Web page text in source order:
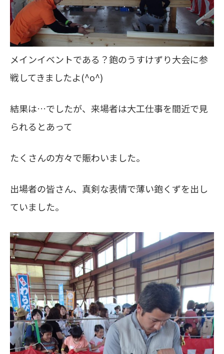
メインイベントである？鉋のうすけずり大会に参
戦してきましたよ(^o^)
結果は…でしたが、来場者は大工仕事を間近で見
られるとあって
たくさんの方々で賑わいました。
出場者の皆さん、真剣な表情で薄い鉋くずを出し
ていました。